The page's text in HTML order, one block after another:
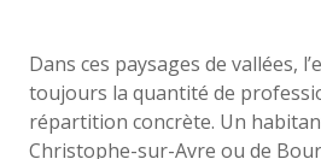
Dans ces paysages de vallées,
toujours la quantité de
répartition concrète. Un
Christophe-sur-Avre ou de